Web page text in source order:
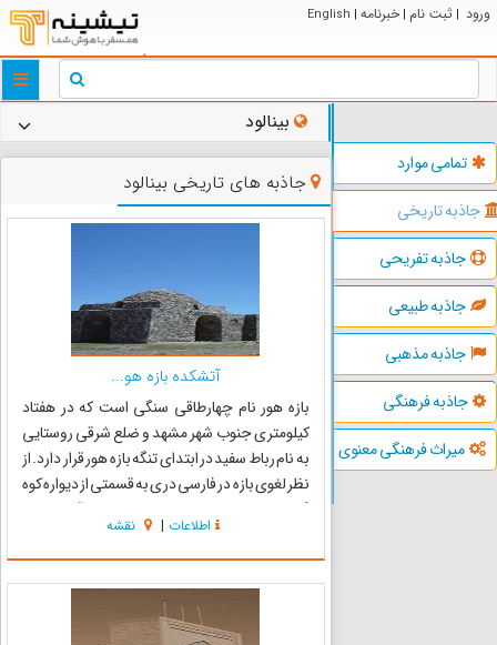
ورود | ثبت نام | خبرنامه |
English
تمامی موارد
جاذبه تاریخی
جاذبه تفریحی
جاذبه طبیعی
جاذبه مذهبی
جاذبه فرهنگی
میراث فرهنگی معنوی
بینالود
جاذبه های تاریخی بینالود
آتشکده بازه هو...
بازه هور نام چهارطاقی سنگی است که در هفتاد
کیلومتری جنوب شهر مشهد و ضلع شرقی روستایی
به نام رباط سفید در ابتدای تنگه بازه هور قرار دارد. از
نظر لغوی بازه در فارسی دری به قسمتی از دیواره کوه
گفته می‌شود که خورشید از میانه باز آن به طرز
زیبایی طلوع می‌کند. به لحاظ ویژگی‌های معماری
این ب...
اطلاعات | نقشه